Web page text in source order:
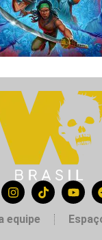
equipe